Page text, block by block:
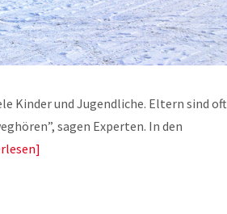
Kinder und Jugendliche. Eltern sind oft
sagen Experten. In den